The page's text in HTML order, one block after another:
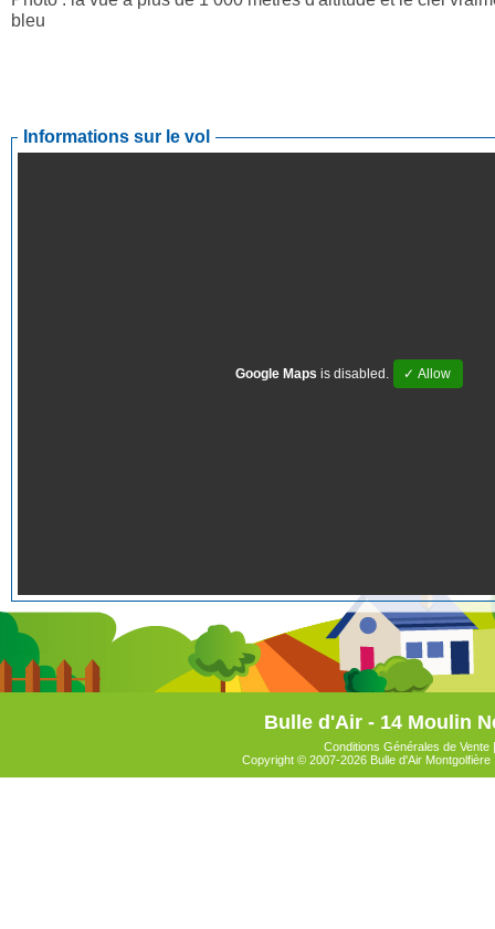
bleu
Informations sur le vol
Google Maps is disabled. ✓ Allow
Bulle d'Air - 14 Moulin
Conditions Générales de Vente
Copyright © 2007-2026 Bulle d'Air